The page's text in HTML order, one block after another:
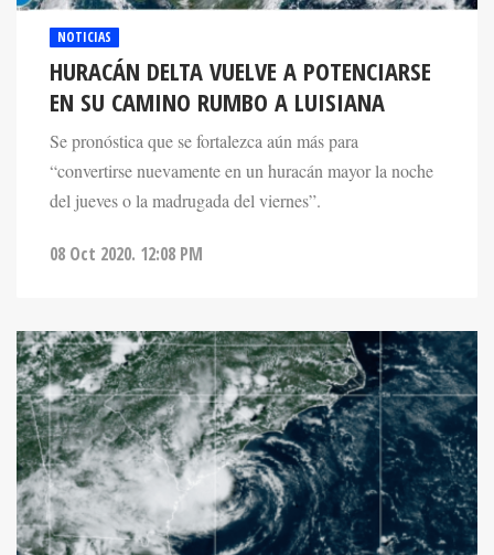
NOTICIAS
HURACÁN DELTA VUELVE A POTENCIARSE
EN SU CAMINO RUMBO A LUISIANA
Se pronóstica que se fortalezca aún más para
“convertirse nuevamente en un huracán mayor la noche
del jueves o la madrugada del viernes”.
08 Oct 2020. 12:08 PM